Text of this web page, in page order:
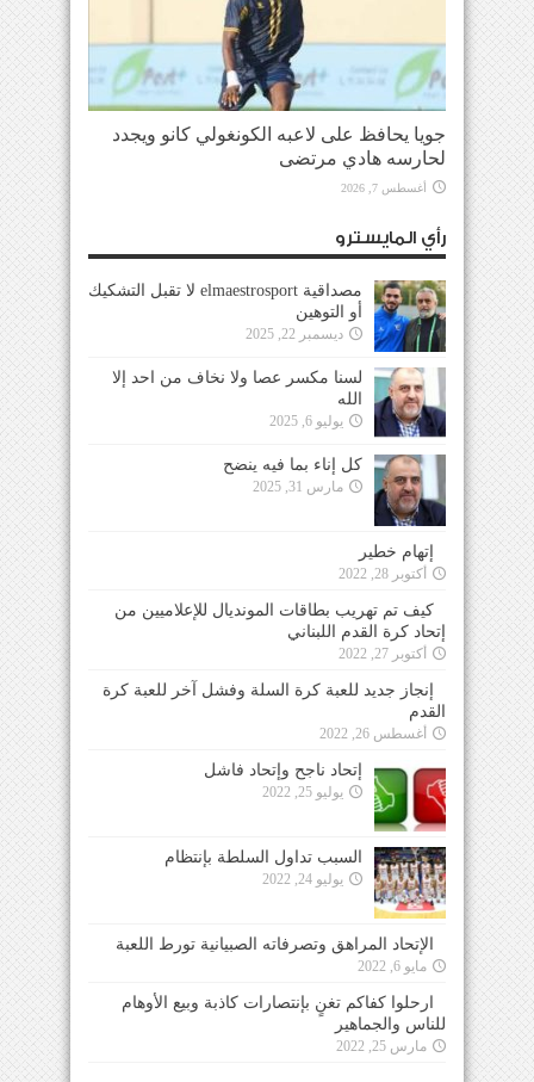
جويا يحافظ على لاعبه الكونغولي كانو ويجدد
لحارسه هادي مرتضى
أغسطس 7, 2026
رأي المايسترو
مصداقية elmaestrosport لا تقبل التشكيك
أو التوهين
ديسمبر 22, 2025
لسنا مكسر عصا ولا نخاف من احد إلا
الله
يوليو 6, 2025
كل إناء بما فيه ينضح
مارس 31, 2025
إتهام خطير
أكتوبر 28, 2022
كيف تم تهريب بطاقات المونديال للإعلاميين من
إتحاد كرة القدم اللبناني
أكتوبر 27, 2022
إنجاز جديد للعبة كرة السلة وفشل آخر للعبة كرة
القدم
أغسطس 26, 2022
إتحاد ناجح وإتحاد فاشل
يوليو 25, 2022
السبب تداول السلطة بإنتظام
يوليو 24, 2022
الإتحاد المراهق وتصرفاته الصبيانية تورط اللعبة
مايو 6, 2022
ارحلوا كفاكم تغنٍ بإنتصارات كاذبة وبيع الأوهام
للناس والجماهير
مارس 25, 2022